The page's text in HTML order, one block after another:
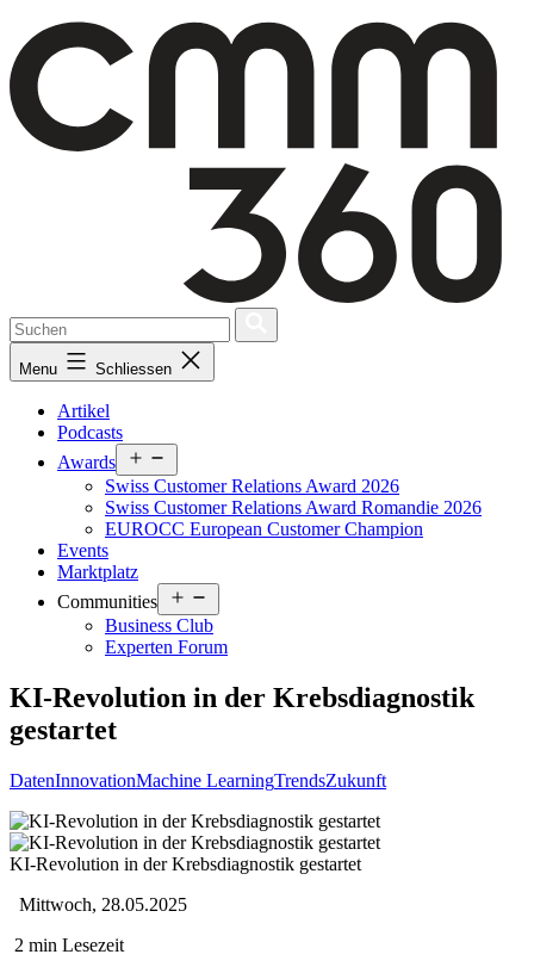
content
Menu Schliessen
Artikel
Podcasts
Awards
menu
Swiss Customer Relations Award 2026
Swiss Customer Relations Award Romandie 2026
EUROCC European Customer Champion
Events
Marktplatz
Communities
menu
Business Club
Experten Forum
KI-Revolution in der Krebsdiagnostik
gestartet
DatenInnovationMachine LearningTrendsZukunft
KI-Revolution in der Krebsdiagnostik gestartet
Mittwoch, 28.05.2025
2 min Lesezeit